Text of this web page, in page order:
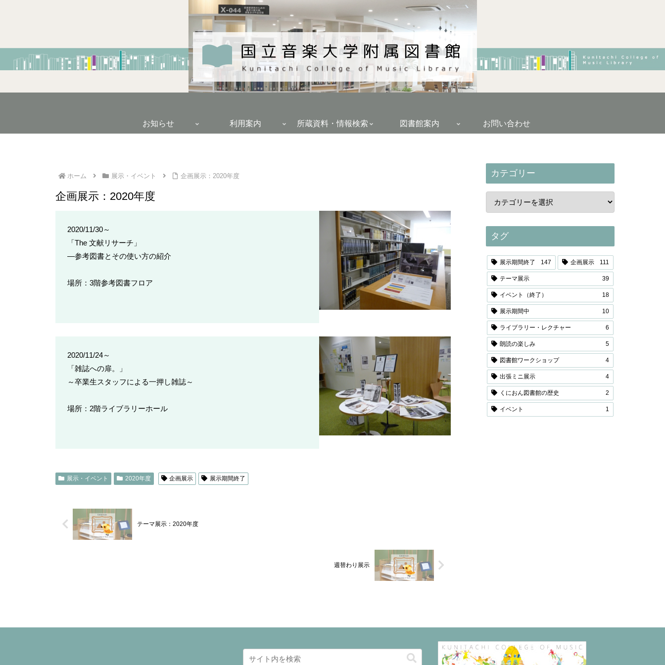
お知らせ 利用案内 所蔵資料・情報検索 図書館案内 お問い合わせ
ホーム 展示・イベント 企画展示：2020年度
企画展示：2020年度
2020/11/30～
「The 文献リサーチ」
―参考図書とその使い方の紹介
場所：3階参考図書フロア
2020/11/24～
「雑誌への扉。」
～卒業生スタッフによる一押し雑誌～
場所：2階ライブラリーホール
展示・イベント 2020年度 企画展示 展示期間終了
テーマ展示：2020年度
週替わり展示
カテゴリー
タグ
展示期間終了 147 企画展示 111
テーマ展示 39
イベント（終了） 18
展示期間中 10
ライブラリー・レクチャー 6
朗読の楽しみ 5
図書館ワークショップ 4
出張ミニ展示 4
くにおん図書館の歴史 2
イベント 1